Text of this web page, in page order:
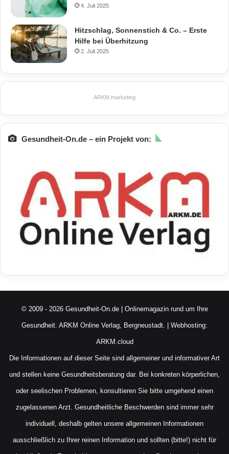
4. Juli 2025
Hitzschlag, Sonnenstich & Co. – Erste
Hilfe bei Überhitzung
2. Juli 2025
ARKM.marketing
Gesundheit-On.de – ein Projekt von:
© 2009 - 2026 Gesundheit-On.de | Onlinemagazin rund um Ihre
Gesundheit. ARKM Online Verlag, Bergneustadt. | Webhosting:
ARKM.cloud
Die Informationen auf dieser Seite sind allgemeiner und informativer Art
und stellen keine Gesundheitsberatung dar. Bei konkreten körperlichen,
oder seelischen Problemen, konsultieren Sie bitte umgehend einen
zugelassenen Arzt. Gesundheitliche Beschwerden sind immer sehr
individuell, deshalb gelten unsere allgemeinen Informationen
ausschließlich zu Ihrer reinen Information und sollten (bitte!) nicht für